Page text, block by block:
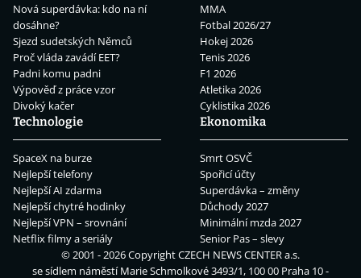
Nová superdávka: kdo na ní
dosáhne?
Sjezd sudetských Němců
Proč vláda zavádí EET?
Padni komu padni
Výpověď z práce vzor
Divoký kačer
MMA
Fotbal 2026/27
Hokej 2026
Tenis 2026
F1 2026
Atletika 2026
Cyklistika 2026
Technologie
SpaceX na burze
Nejlepší telefony
Nejlepší AI zdarma
Nejlepší chytré hodinky
Nejlepší VPN – srovnání
Netflix filmy a seriály
Ekonomika
Smrt OSVČ
Spořicí účty
Superdávka – změny
Důchody 2027
Minimální mzda 2027
Senior Pas – slevy
© 2001 - 2026 CopyrightCZECH NEWS CENTER a.s.
se sídlem náměstí Marie Schmolkové 3493/1, 100 00 Praha 10 -